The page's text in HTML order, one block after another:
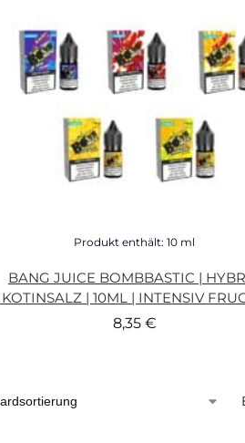
Produkt enthält: 10 ml
BANG JUICE BOMBBASTIC |
| 10ML | INTENSIV
8,35 €